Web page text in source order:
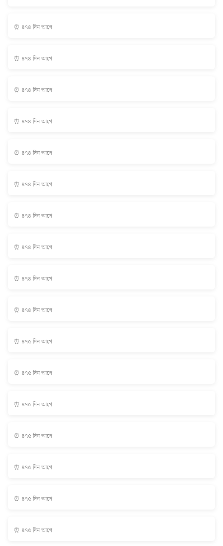
⏰ ৪৭৪ দিন আগে
⏰ ৪৭৪ দিন আগে
⏰ ৪৭৪ দিন আগে
⏰ ৪৭৪ দিন আগে
⏰ ৪৭৪ দিন আগে
⏰ ৪৭৪ দিন আগে
⏰ ৪৭৪ দিন আগে
⏰ ৪৭৪ দিন আগে
⏰ ৪৭৪ দিন আগে
⏰ ৪৭৪ দিন আগে
⏰ ৪৭৫ দিন আগে
⏰ ৪৭৫ দিন আগে
⏰ ৪৭৫ দিন আগে
⏰ ৪৭৫ দিন আগে
⏰ ৪৭৫ দিন আগে
⏰ ৪৭৫ দিন আগে
⏰ ৪৭৫ দিন আগে